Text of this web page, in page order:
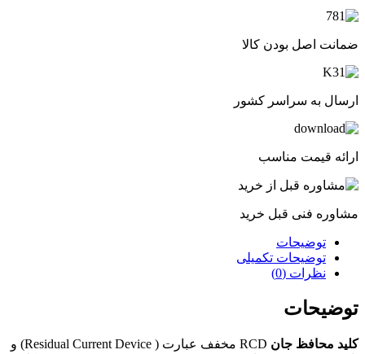
ضمانت اصل بودن کالا
ارسال به سراسر کشور
ارائه قیمت مناسب
مشاوره فنی قبل خرید
توضیحات
توضیحات تکمیلی
نظرات (0)
توضیحات
کلید محافظ جان
RCD مخفف عبارت ( Residual Current Device) و